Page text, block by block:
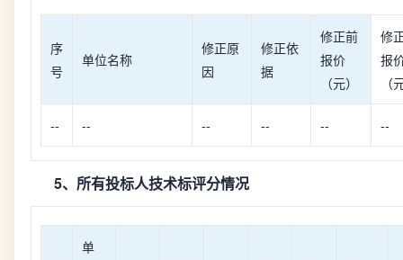
序
号
单位名称
修正原
因
修正依
据
修正前
报价
（元）
修
报
（
-- -- -- -- -- --
5、所有投标人技术标评分情况
单